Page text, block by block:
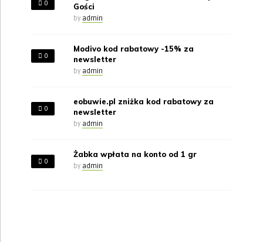
0
Gości
by admin
0
Modivo kod rabatowy -15% za
newsletter
by admin
0
eobuwie.pl zniżka kod rabatowy za
newsletter
by admin
0
Żabka wpłata na konto od 1 gr
by admin